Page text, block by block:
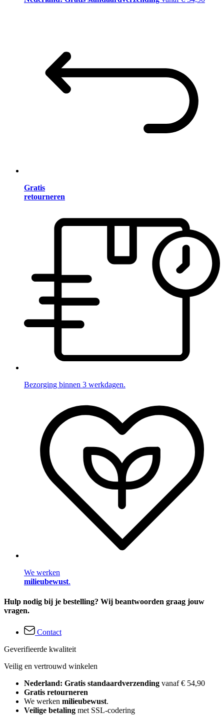
Gratis
retourneren
Bezorging binnen 3 werkdagen.
We werken
milieubewust.
Hulp nodig bij je bestelling? Wij beantwoorden graag jouw
vragen.
Contact
Geverifieerde kwaliteit
Veilig en vertrouwd winkelen
Nederland: Gratis standaardverzending vanaf € 54,90
Gratis retourneren
We werken milieubewust.
Veilige betaling met SSL-codering